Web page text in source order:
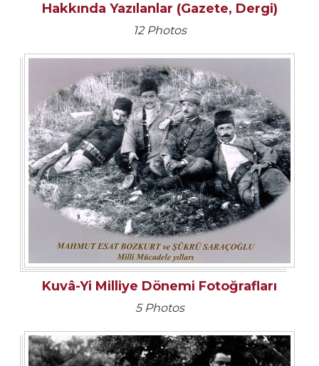
Hakkında Yazılanlar (Gazete, Dergi)
12 Photos
Kuvâ-Yi Milliye Dönemi Fotoğrafları
5 Photos